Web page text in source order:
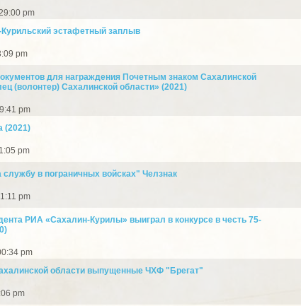
pm
эстафетный заплыв
pm
для награждения Почетным знаком Сахалинской
(волонтер) Сахалинской области» (2021)
pm
(2021)
pm
в пограничных войсках" Челзнак
pm
РИА «Сахалин-Курилы» выиграл в конкурсе в честь 75-
pm
области выпущенные ЧХФ "Брегат"
pm